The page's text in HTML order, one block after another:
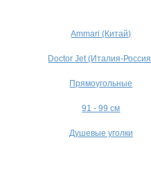
Ammari (Китай)
Doctor Jet (Италия-
Прямоугольные
91 - 99 см
Душевые уголки